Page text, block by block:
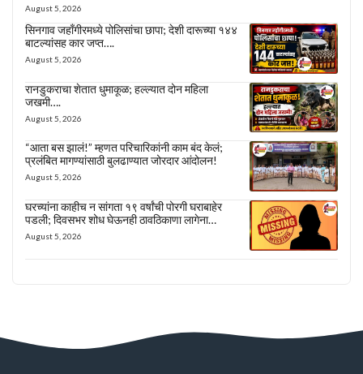
August 5, 2026
सिनगाव जहाँगीरमध्ये पोलिसांचा छापा; देशी दारूच्या १४४
बाटल्यांसह कार जप्त….
August 5, 2026
रानडुकराचा शेतात धुमाकूळ; हल्ल्यात दोन महिला
जखमी….
August 5, 2026
“आता बस झालं!” म्हणत परिचारिकांनी काम बंद केलं;
प्रलंबित मागण्यांसाठी बुलढाण्यात जोरदार आंदोलन!
August 5, 2026
घरच्यांना काहीच न सांगता १९ वर्षांची पोरगी घराबाहेर
पडली; दिवसभर शोध घेऊनही ठावठिकाणा लागेना…
August 5, 2026